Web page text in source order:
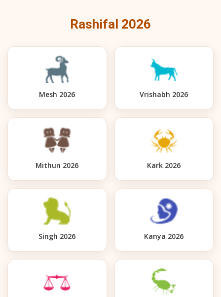
Rashifal 2026
Mesh 2026 Vrishabh 2026
Mithun 2026 Kark 2026
Singh 2026 Kanya 2026